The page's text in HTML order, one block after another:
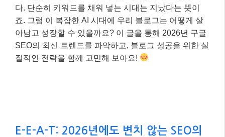
다. 단순히 키워드를 채워 넣는 시대는 지났다는 뜻이
죠. 그럼 이 복잡한 AI 시대에 우리 블로그는 어떻게 살
아남고 성장할 수 있을까요? 이 글을 통해 2026년 구글
SEO의 최신 트렌드를 파악하고, 블로그 성공을 위한 실
질적인 전략을 함께 고민해 보아요!
E-E-A-T: 2026년에도 변치 않는 SEO의